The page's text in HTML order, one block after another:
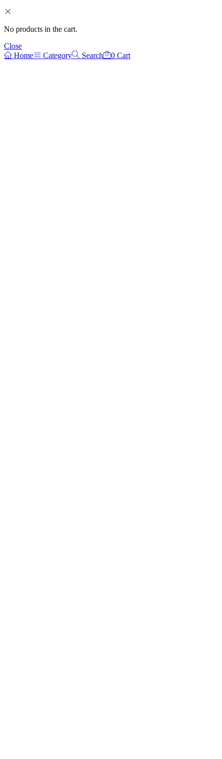
No products in the cart.
Close
Home
Category Search 0 Cart